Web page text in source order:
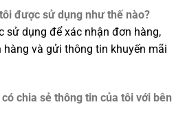
được sử dụng như thế nào?
sử dụng để xác nhận đơn hàng,
hàng và gửi thông tin khuyến mãi
chia sẻ thông tin của tôi với bên